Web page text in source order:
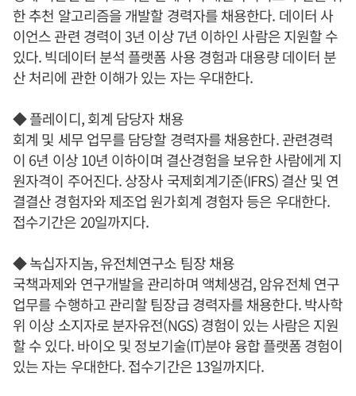
한 추천 알고리즘을 개발할 경력자를 채용한다. 데이터 사
이언스 관련 경력이 3년 이상 7년 이하인 사람은 지원할 수
있다. 빅데이터 분석 플랫폼 사용 경험과 대용량 데이터 분
산 처리에 관한 이해가 있는 자는 우대한다.
◆ 플레이디, 회계 담당자 채용
회계 및 세무 업무를 담당할 경력자를 채용한다. 관련경력
이 6년 이상 10년 이하이며 결산경험을 보유한 사람에게 지
원자격이 주어진다. 상장사 국제회계기준(IFRS) 결산 및 연
결결산 경험자와 제조업 원가회계 경험자 등은 우대한다.
접수기간은 20일까지다.
◆ 녹십자지놈, 유전체연구소 팀장 채용
국책과제와 연구개발을 관리하며 액체생검, 암유전체 연구
업무를 수행하고 관리할 팀장급 경력자를 채용한다. 박사학
위 이상 소지자로 분자유전(NGS) 경험이 있는 사람은 지원
할 수 있다. 바이오 및 정보기술(IT)분야 융합 플랫폼 경험이
있는 자는 우대한다. 접수기간은 13일까지다.